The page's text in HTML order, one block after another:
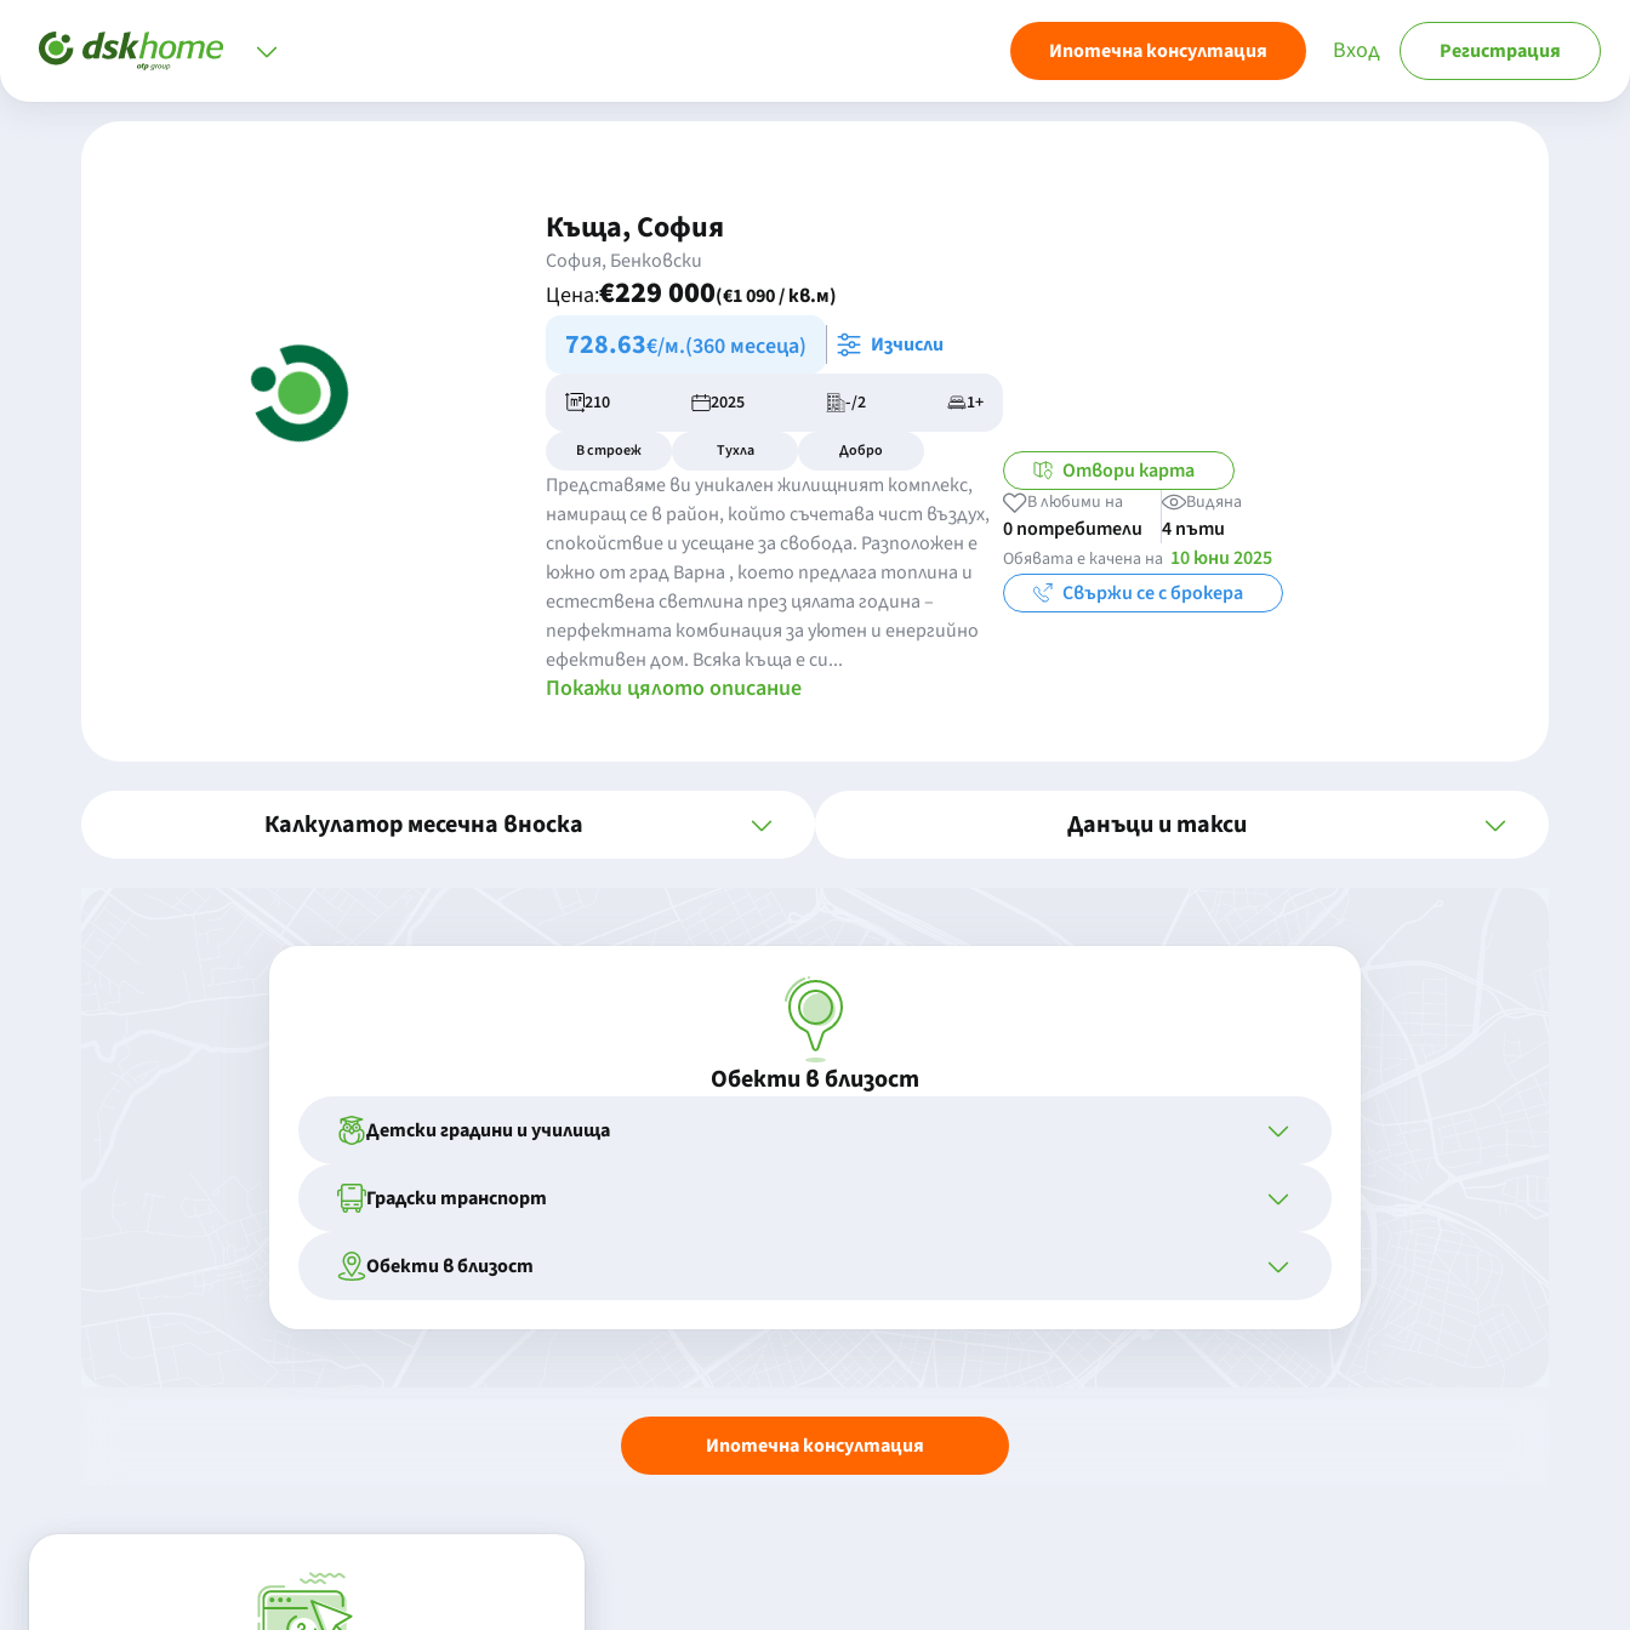
Ипотечна консултация Вход Регистрация
Къща, София
София, Бенковски
Цена:€229 000(€1 090 / кв.м)
728.63€/м.(360 месеца) Изчисли
210 2025 -/2 1+
В строеж Тухла Добро
Представяме ви уникален жилищният комплекс,
намиращ се в район, който съчетава чист въздух,
спокойствие и усещане за свобода. Разположен е
южно от град Варна , което предлага топлина и
естествена светлина през цялата година –
перфектната комбинация за уютен и енергийно
ефективен дом. Всяка къща е си...
Покажи цялото описание
Отвори карта
В любими на
0 потребители
Видяна
4 пъти
Обявата е качена на 10 юни 2025
Свържи се с брокера
Калкулатор месечна вноска Данъци и такси
Обекти в близост
Детски градини и училища
Градски транспорт
Обекти в близост
Ипотечна консултация